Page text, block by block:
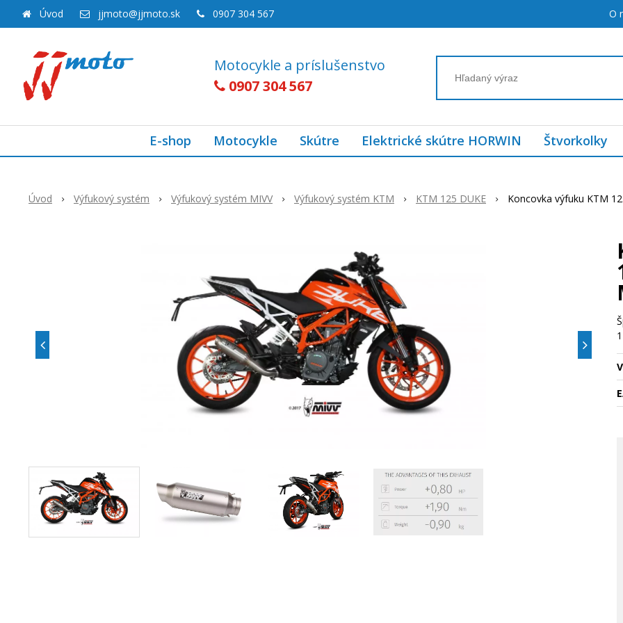
Motocykle a príslušenstvo
0907 304 567
Úvod jjmoto@jjmoto.sk 0907 304 567 O
E-shop Motocykle Skútre Elektrické skútre HORWIN Štvorkolky
Úvod Výfukový systém Výfukový systém MIVV Výfukový systém KTM KTM 125 DUKE Koncovka výfuku KTM